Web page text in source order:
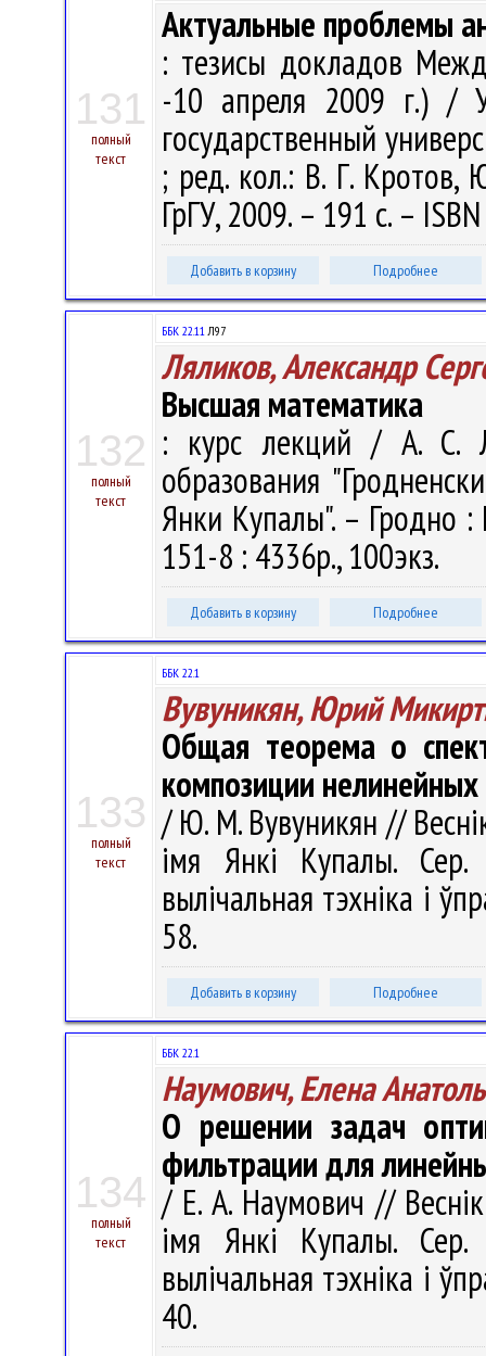
131
полный
текст
Актуальные проблемы
: тезисы докладов
-10 апреля 2009 г.) /
государственный
; ред. кол.: В. Г. Кротов,
ГрГУ, 2009. – 191 с. –
Добавить в корзину Подробнее
132
полный
текст
ББК 22.11Л97
Ляликов, Александр
Высшая математика
: курс лекций / А. С.
образования
Янки Купалы". – Гродно
151-8 : 4336р., 100экз.
Добавить в корзину Подробнее
133
полный
текст
ББК 22.1
Вувуникян, Юрий
Общая теорема о
композиции
/ Ю. М. Вувуникян //
імя Янкі Купалы. Сер.
вылічальная тэхніка і
58.
Добавить в корзину Подробнее
134
полный
текст
ББК 22.1
Наумович, Елена
О решении задач
фильтрации для
/ Е. А. Наумович // Веснік
імя Янкі Купалы. Сер.
вылічальная тэхніка і
40.